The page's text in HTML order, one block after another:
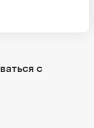
с